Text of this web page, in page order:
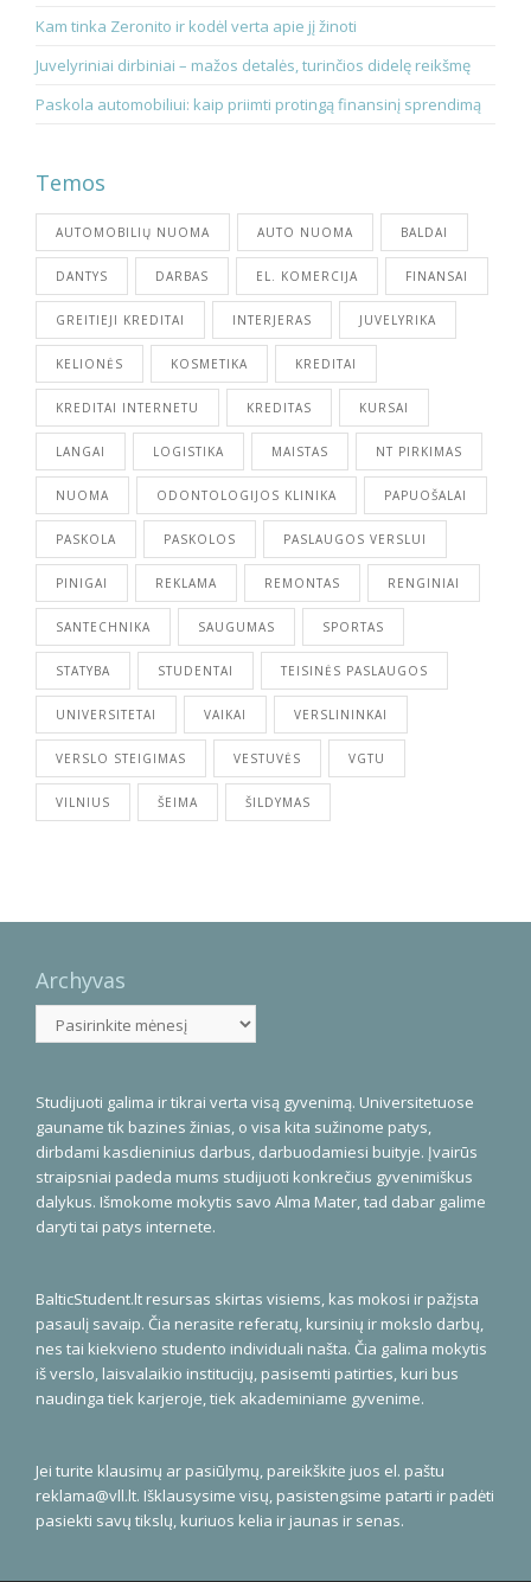
Kam tinka Zeronito ir kodėl verta apie jį žinoti
Juvelyriniai dirbiniai – mažos detalės, turinčios didelę reikšmę
Paskola automobiliui: kaip priimti protingą finansinį sprendimą
Temos
AUTOMOBILIŲ NUOMA AUTO NUOMA BALDAI
DANTYS DARBAS EL. KOMERCIJA FINANSAI
GREITIEJI KREDITAI INTERJERAS JUVELYRIKA
KELIONĖS KOSMETIKA KREDITAI
KREDITAI INTERNETU KREDITAS KURSAI
LANGAI LOGISTIKA MAISTAS NT PIRKIMAS
NUOMA ODONTOLOGIJOS KLINIKA PAPUOŠALAI
PASKOLA PASKOLOS PASLAUGOS VERSLUI
PINIGAI REKLAMA REMONTAS RENGINIAI
SANTECHNIKA SAUGUMAS SPORTAS
STATYBA STUDENTAI TEISINĖS PASLAUGOS
UNIVERSITETAI VAIKAI VERSLININKAI
VERSLO STEIGIMAS VESTUVĖS VGTU
VILNIUS ŠEIMA ŠILDYMAS
Archyvas
Archyvas
Studijuoti galima ir tikrai verta visą gyvenimą. Universitetuose
gauname tik bazines žinias, o visa kita sužinome patys,
dirbdami kasdieninius darbus, darbuodamiesi buityje. Įvairūs
straipsniai padeda mums studijuoti konkrečius gyvenimiškus
dalykus. Išmokome mokytis savo Alma Mater, tad dabar galime
daryti tai patys internete.
BalticStudent.lt resursas skirtas visiems, kas mokosi ir pažįsta
pasaulį savaip. Čia nerasite referatų, kursinių ir mokslo darbų,
nes tai kiekvieno studento individuali našta. Čia galima mokytis
iš verslo, laisvalaikio institucijų, pasisemti patirties, kuri bus
naudinga tiek karjeroje, tiek akademiniame gyvenime.
Jei turite klausimų ar pasiūlymų, pareikškite juos el. paštu
reklama@vll.lt. Išklausysime visų, pasistengsime patarti ir padėti
pasiekti savų tikslų, kuriuos kelia ir jaunas ir senas.